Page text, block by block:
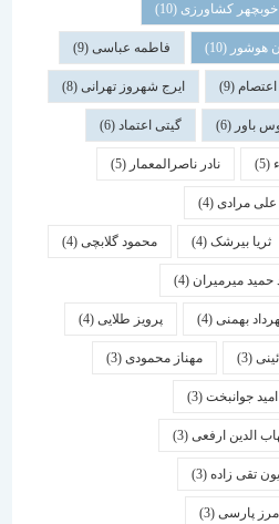
کشاورزی(10)
(10) فاطمه عباسی(9)
ایرج شهروز تهرانی(8)
(6) گیتی اعتماد(6)
نادر ناصرالمعمار (5)
(4)
(4) محمود گلابچی(4)
(4)
(4) پرویز طلایی(4)
مهناز محمودی(3)
(3)
ارفعی(3)
(3)
(3)